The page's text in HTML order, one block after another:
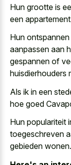
Hun grootte is
een
Hun
aanpassen aan
gespannen of
huisdierhouders
Als ik in een
hoe goed
Hun populariteit
toegeschreven
gebieden wonen.